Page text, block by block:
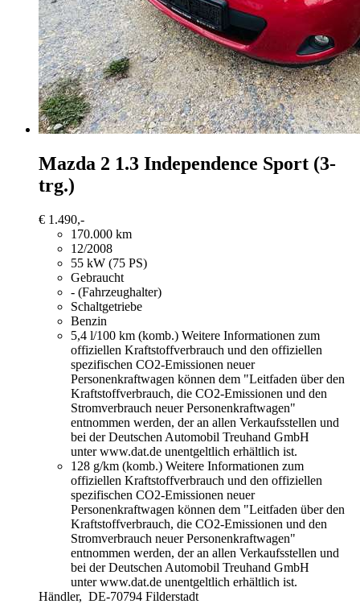
Mazda 2 1.3 Independence Sport (3-
trg.)
€ 1.490,-
170.000 km
12/2008
55 kW (75 PS)
Gebraucht
- (Fahrzeughalter)
Schaltgetriebe
Benzin
5,4 l/100 km (komb.) Weitere Informationen zum
offiziellen Kraftstoffverbrauch und den offiziellen
spezifischen CO2-Emissionen neuer
Personenkraftwagen können dem "Leitfaden über den
Kraftstoffverbrauch, die CO2-Emissionen und den
Stromverbrauch neuer Personenkraftwagen"
entnommen werden, der an allen Verkaufsstellen und
bei der Deutschen Automobil Treuhand GmbH
unter www.dat.de unentgeltlich erhältlich ist.
128 g/km (komb.) Weitere Informationen zum
offiziellen Kraftstoffverbrauch und den offiziellen
spezifischen CO2-Emissionen neuer
Personenkraftwagen können dem "Leitfaden über den
Kraftstoffverbrauch, die CO2-Emissionen und den
Stromverbrauch neuer Personenkraftwagen"
entnommen werden, der an allen Verkaufsstellen und
bei der Deutschen Automobil Treuhand GmbH
unter www.dat.de unentgeltlich erhältlich ist.
Händler, DE-70794 Filderstadt